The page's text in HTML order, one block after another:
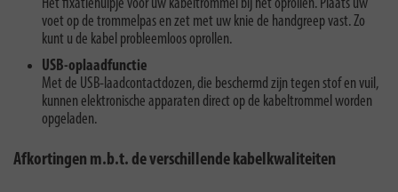
Het fixatiehulpje voor uw kabeltrommel bij het oprollen. Plaats uw
voet op de trommelpas en zet met uw knie de handgreep vast. Zo
kunt u de kabel probleemloos oprollen.
USB-oplaadfunctie
Met de USB-laadcontactdozen, die beschermd zijn tegen stof en vuil,
kunnen elektronische apparaten direct op de kabeltrommel worden
opgeladen.
Afkortingen m.b.t. de verschillende kabelkwaliteiten